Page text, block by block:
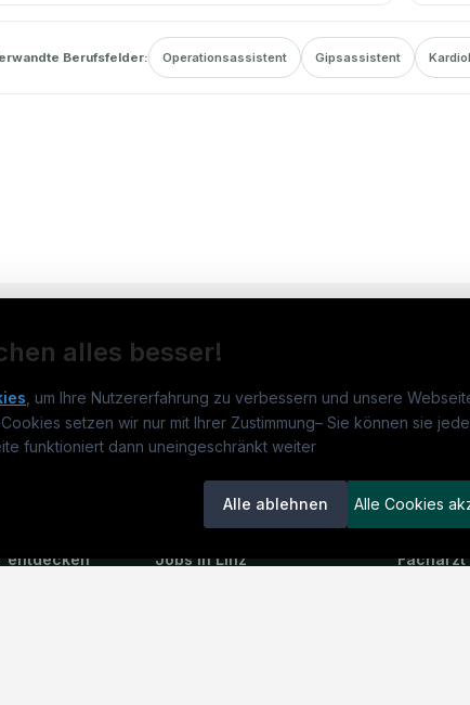
Berufsfelder: Operationsassistent Gipsassistent
alles besser!
, um Ihre Nutzererfahrung zu verbessern und unsere
setzen wir nur mit Ihrer Zustimmung– Sie können sie
funktioniert dann uneingeschränkt weiter
Alle ablehnen
Alle Cookies
entdecken
Jobs
Jobs in Wien
Jobs in Linz
DGKP
Facharzt